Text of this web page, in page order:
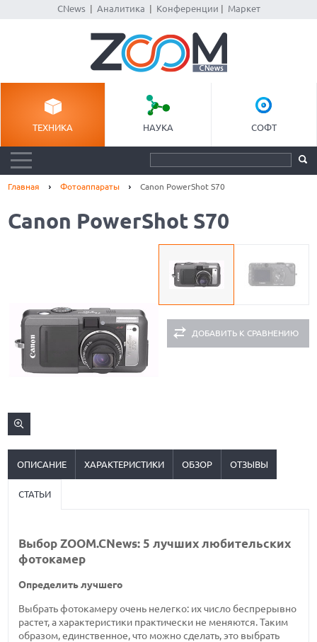
CNews| Аналитика Конференции Маркет
ТЕХНИКА НАУКА СОФТ
Главная Фотоаппараты Canon PowerShot S70
Canon PowerShot S70
ДОБАВИТЬ К СРАВНЕНИЮ
ОПИСАНИЕ ХАРАКТЕРИСТИКИ ОБЗОР ОТЗЫВЫ
СТАТЬИ
Выбор ZOOM.CNews: 5 лучших любительских
фотокамер
Определить лучшего
Выбрать фотокамеру очень нелегко: их число беспрерывно
растет, а характеристики практически не меняются. Таким
образом, единственное, что можно сделать, это выбрать